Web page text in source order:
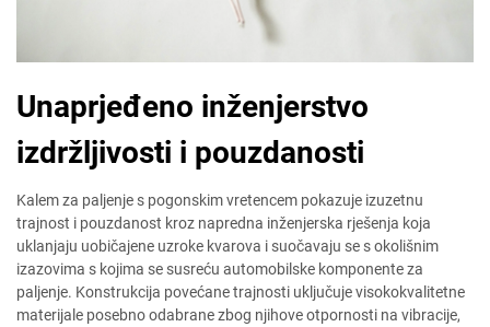
Unaprjeđeno inženjerstvo
izdržljivosti i pouzdanosti
Kalem za paljenje s pogonskim vretencem pokazuje izuzetnu
trajnost i pouzdanost kroz napredna inženjerska rješenja koja
uklanjaju uobičajene uzroke kvarova i suočavaju se s okolišnim
izazovima s kojima se susreću automobilske komponente za
paljenje. Konstrukcija povećane trajnosti uključuje visokokvalitetne
materijale posebno odabrane zbog njihove otpornosti na vibracije,